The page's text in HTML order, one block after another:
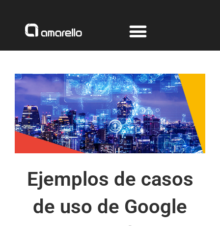
contenido
Ejemplos de casos
de uso de Google